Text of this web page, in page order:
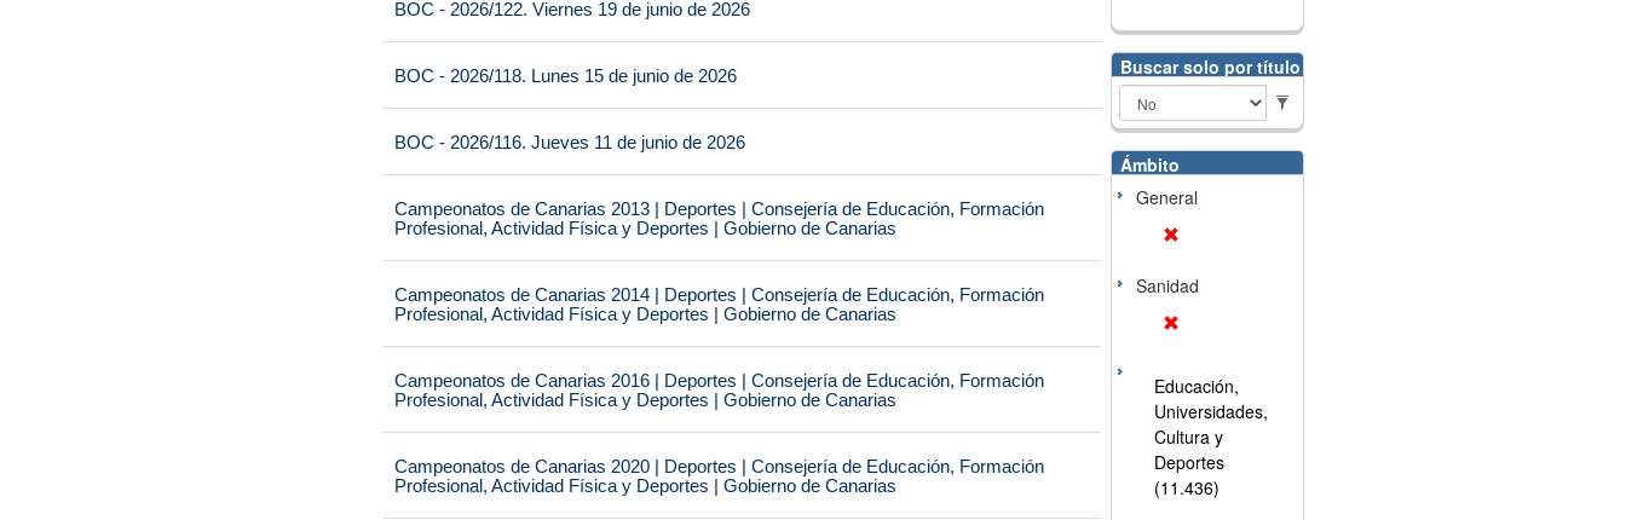
BOC - 2026/122. Viernes 19 de junio de 2026
BOC - 2026/118. Lunes 15 de junio de 2026
BOC - 2026/116. Jueves 11 de junio de 2026
Campeonatos de Canarias 2013 | Deportes | Consejería de Educación, Formación
Profesional, Actividad Física y Deportes | Gobierno de Canarias
Campeonatos de Canarias 2014 | Deportes | Consejería de Educación, Formación
Profesional, Actividad Física y Deportes | Gobierno de Canarias
Campeonatos de Canarias 2016 | Deportes | Consejería de Educación, Formación
Profesional, Actividad Física y Deportes | Gobierno de Canarias
Campeonatos de Canarias 2020 | Deportes | Consejería de Educación, Formación
Profesional, Actividad Física y Deportes | Gobierno de Canarias
Buscar solo por título
Ámbito
General
Sanidad
Educación,
Universidades,
Cultura y
Deportes
(11.436)